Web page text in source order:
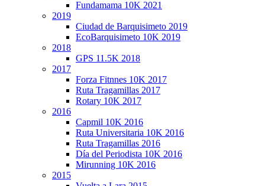
Fundamama 10K 2021
2019
Ciudad de Barquisimeto 2019
EcoBarquisimeto 10K 2019
2018
GPS 11.5K 2018
2017
Forza Fitnnes 10K 2017
Ruta Tragamillas 2017
Rotary 10K 2017
2016
Capmil 10K 2016
Ruta Universitaria 10K 2016
Ruta Tragamillas 2016
Día del Periodista 10K 2016
Mirunning 10K 2016
2015